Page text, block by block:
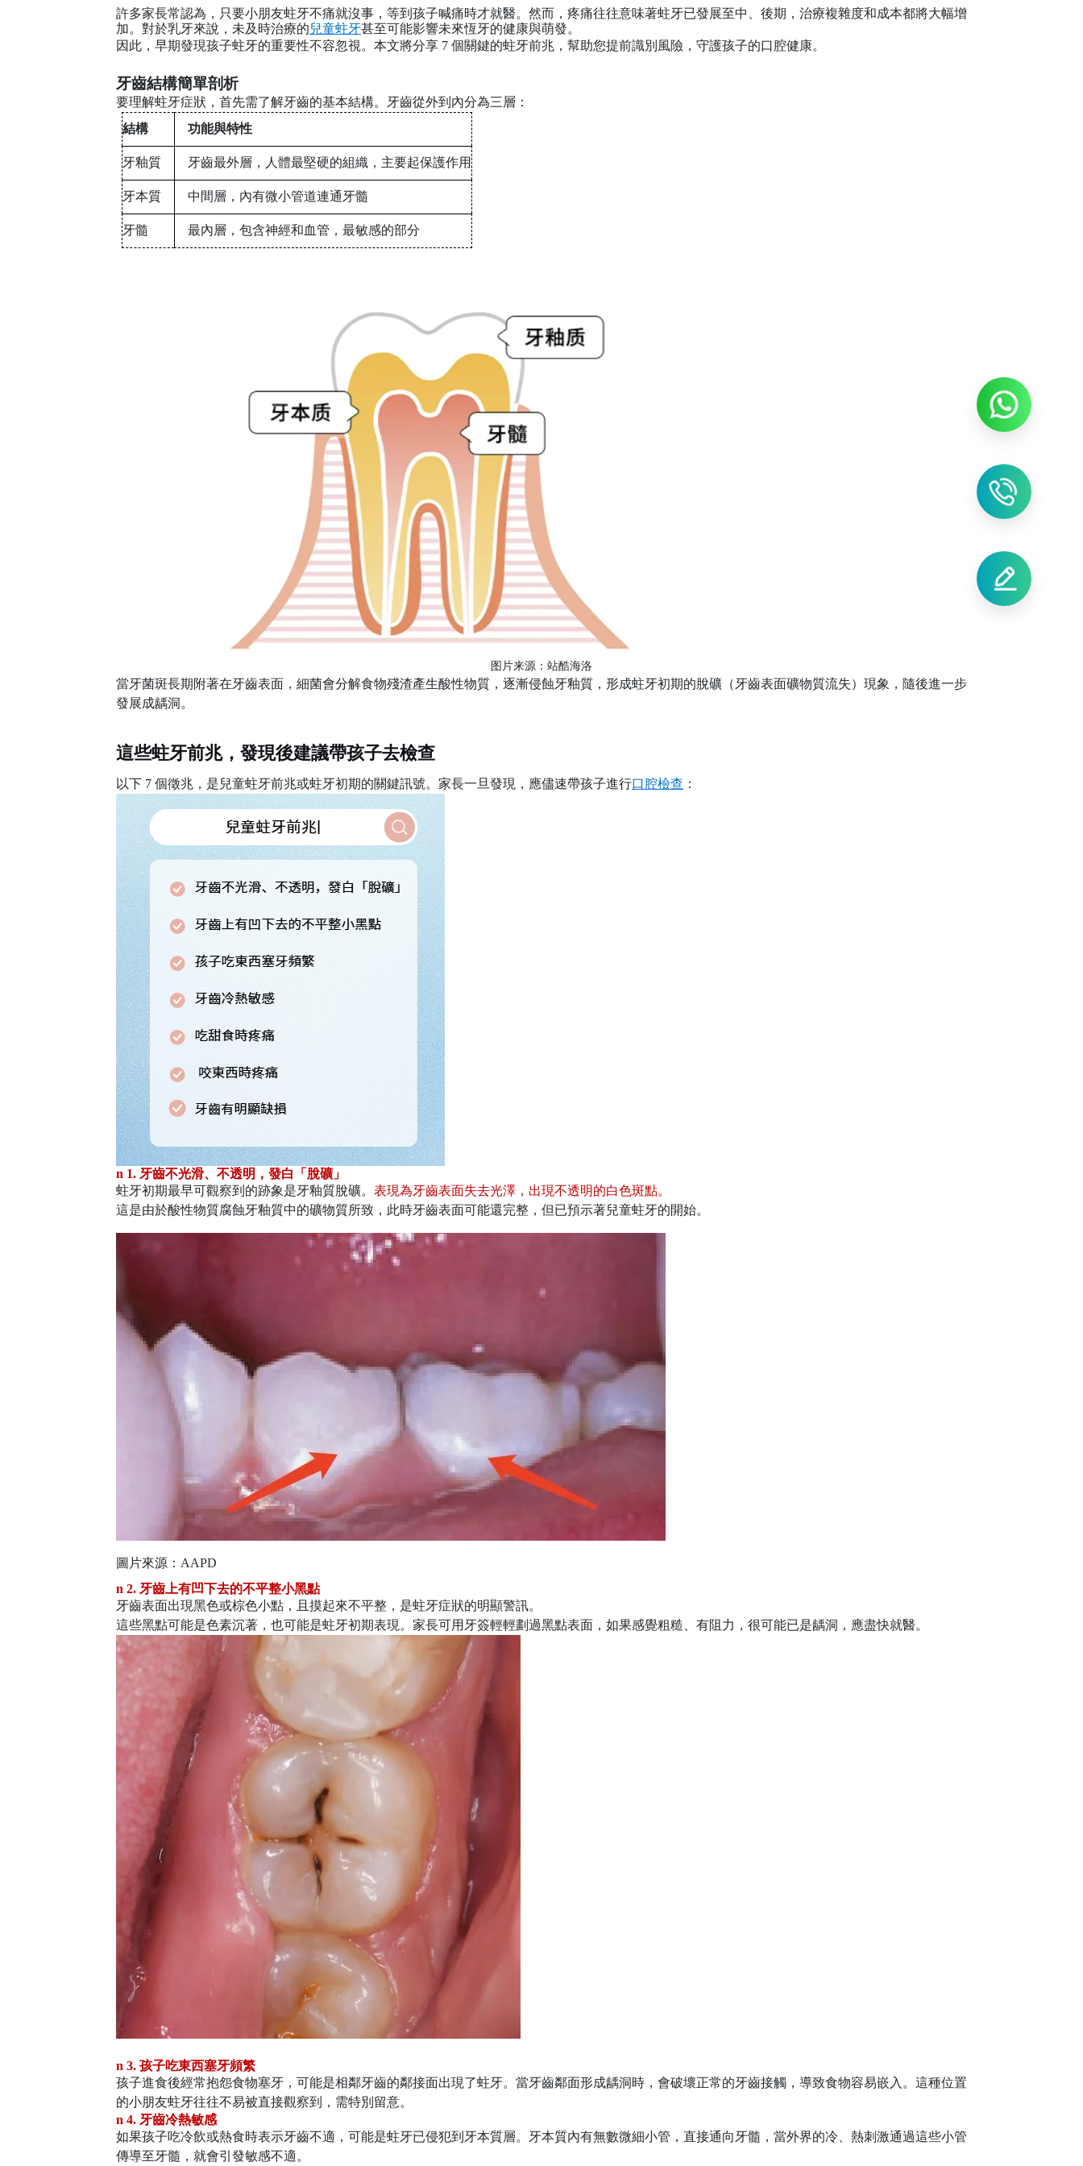
許多家長常認為，只要小朋友蛀牙不痛就沒事，等到孩子喊痛時才就醫。然而，疼痛往往意味著蛀牙已發展至中、後期，治療複雜度和成本都將大幅增
加。對於乳牙來說，未及時治療的兒童蛀牙甚至可能影響未來恆牙的健康與萌發。
因此，早期發現孩子蛀牙的重要性不容忽視。本文將分享 7 個關鍵的蛀牙前兆，幫助您提前識別風險，守護孩子的口腔健康。
牙齒結構簡單剖析
要理解蛀牙症狀，首先需了解牙齒的基本結構。牙齒從外到內分為三層：
結構
功能與特性
牙釉質 牙齒最外層，人體最堅硬的組織，主要起保護作用
牙本質 中間層，內有微小管道連通牙髓
牙髓 最內層，包含神經和血管，最敏感的部分
图片来源：站酷海洛
當牙菌斑長期附著在牙齒表面，細菌會分解食物殘渣產生酸性物質，逐漸侵蝕牙釉質，形成蛀牙初期的脫礦 （ 牙齒表面礦物質流失） 現象，隨後進一步
發展成龋洞 。
這些蛀牙前兆，發現後建議帶孩子去檢查
以下 7 個徵兆，是兒童蛀牙前兆或蛀牙初期的關鍵訊號。家長一旦發現，應儘速帶孩子進行口腔檢查 ：
n 1. 牙齒不光滑、不透明，發白「脫礦」
蛀牙初期最早可觀察到的跡象是牙釉質脫礦。 表現為牙齒表面失去光澤，出現不透明的白色斑點。
這是由於酸性物質腐蝕牙釉質中的礦物質所致，此時牙齒表面可能還完整，但已預示著兒童蛀牙的開始。
圖片來源： AAPD
n 2. 牙齒上有凹下去的不平整小黑點
牙齒表面出現黑色或棕色小點，且摸起來不平整，是蛀牙症狀的明顯警訊。
這些黑點可能是色素沉著，也可能是蛀牙初期表現。家長可用牙簽輕輕劃過黑點表面，如果感覺粗糙、有阻力，很可能已是龋洞，應盡快就醫。
n 3. 孩子吃東西塞牙頻繁
孩子進食後經常抱怨食物塞牙，可能是相鄰牙齒的鄰接面出現了蛀牙。當牙齒鄰面形成龋洞時，會破壞正常的牙齒接觸，導致食物容易嵌入。這種位置
的小朋友蛀牙往往不易被直接觀察到，需特別留意。
n 4. 牙齒冷熱敏感
如果孩子吃冷飲或熱食時表示牙齒不適，可能是蛀牙已侵犯到牙本質層。牙本質內有無數微細小管，直接通向牙髓，當外界的冷、熱刺激通過這些小管
傳導至牙髓，就會引發敏感不適。